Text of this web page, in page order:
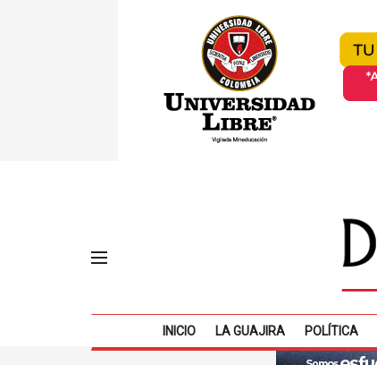
INICIO LA GUAJIRA POLÍTICA